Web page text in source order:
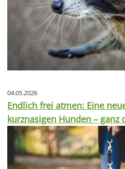
04.05.2026
Endlich frei atmen: Eine
kurznasigen Hunden – ganz